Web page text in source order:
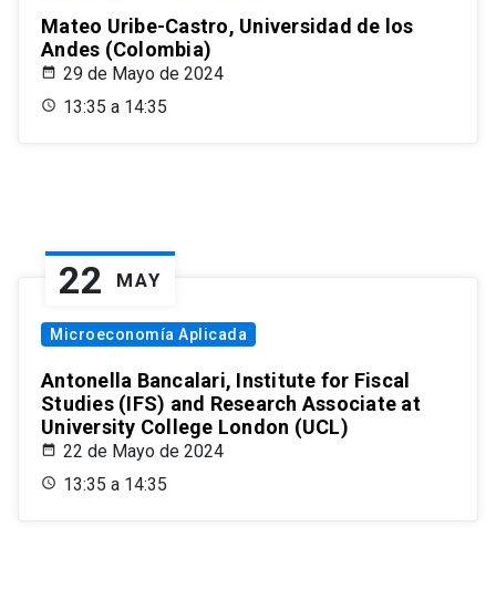
Mateo Uribe-Castro, Universidad de los
Andes (Colombia)
29 de Mayo de 2024
13:35 a 14:35
22 MAY
Microeconomía Aplicada
Antonella Bancalari, Institute for Fiscal
Studies (IFS) and Research Associate at
University College London (UCL)
22 de Mayo de 2024
13:35 a 14:35